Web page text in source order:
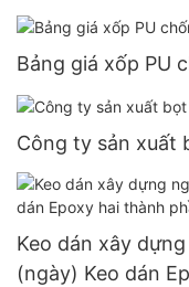
Bảng giá xốp PU
Công ty sản xuất
Keo dán xây
(ngày) Keo dán